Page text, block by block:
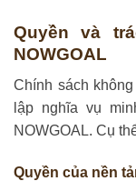
Quyền và
NOWGOAL
Chính sách
lập nghĩa vụ
NOWGOAL. Cụ
Quyền của nền